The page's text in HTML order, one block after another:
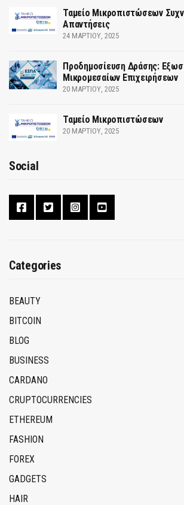
Ταμείο Μικροπιστώσεων
Απαντήσεις
24 ΜΑΡΤΊΟΥ, 2025
Προδημοσίευση Δράσης:
Μικρομεσαίων Επιχειρήσεων
20 ΜΑΡΤΊΟΥ, 2025
Ταμείο Μικροπιστώσεων
20 ΜΑΡΤΊΟΥ, 2025
Social
Categories
BEAUTY
BITCOIN
BLOG
BUSINESS
CARDANO
CRUPTOCURRENCIES
ETHEREUM
FASHION
FOREX
GADGETS
HAIR